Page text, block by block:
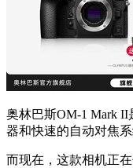
奥林巴斯OM-1 Mark
器和快速的自动对焦
而现在，这款相机正